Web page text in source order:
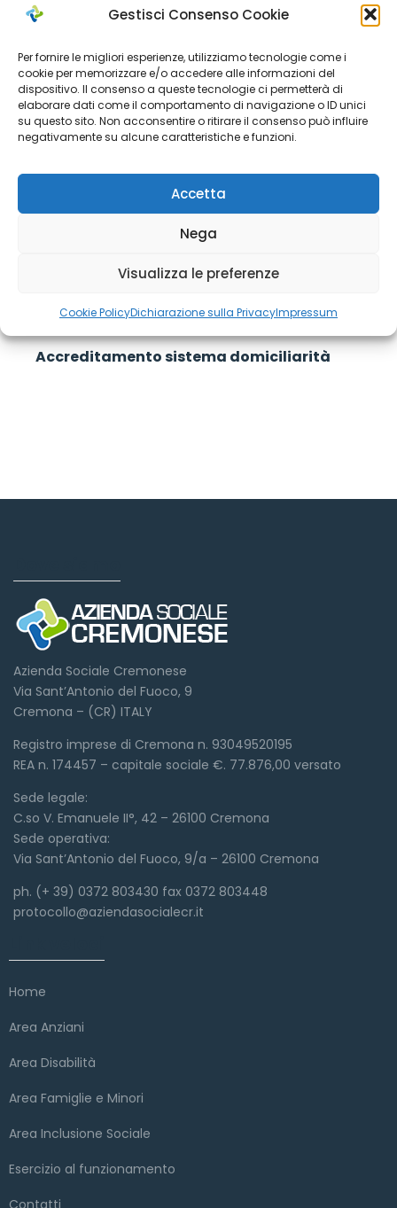
Gestisci Consenso Cookie
Per fornire le migliori esperienze, utilizziamo tecnologie come i
cookie per memorizzare e/o accedere alle informazioni del
dispositivo. Il consenso a queste tecnologie ci permetterà di
elaborare dati come il comportamento di navigazione o ID unici
su questo sito. Non acconsentire o ritirare il consenso può influire
negativamente su alcune caratteristiche e funzioni.
Accetta
Nega
Visualizza le preferenze
Cookie PolicyDichiarazione sulla PrivacyImpressum
Ott 25, 2023
Accreditamento sistema domiciliarità
Azienda Sociale Cremonese
Via Sant’Antonio del Fuoco, 9
Cremona – (CR) ITALY
Registro imprese di Cremona n. 93049520195
REA n. 174457 – capitale sociale €. 77.876,00 versato
Sede legale:
C.so V. Emanuele II°, 42 – 26100 Cremona
Sede operativa:
Via Sant’Antonio del Fuoco, 9/a – 26100 Cremona
ph. (+ 39) 0372 803430 fax 0372 803448
protocollo@aziendasocialecr.it
Home
Area Anziani
Area Disabilità
Area Famiglie e Minori
Area Inclusione Sociale
Esercizio al funzionamento
Contatti